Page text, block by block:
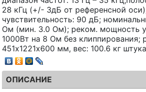
28 кГц (+/- 3дБ от референсной
чувствительность: 90 дБ;
Ом (мин. 3.0 Ом); реком. мощность
1000Вт на 8 Ом без
451х1221х600 мм, вес: 100.6 кг
ОПИСАНИЕ